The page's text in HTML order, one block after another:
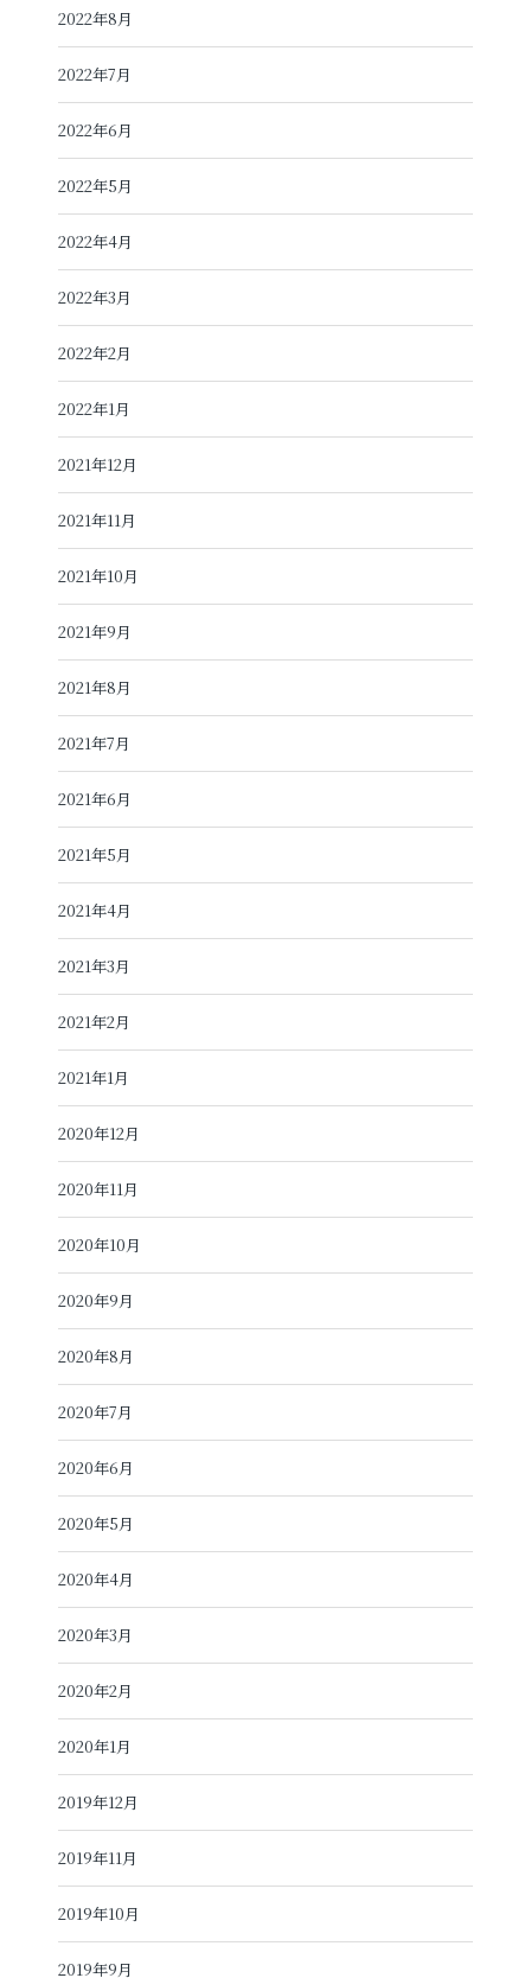
2022年8月
2022年7月
2022年6月
2022年5月
2022年4月
2022年3月
2022年2月
2022年1月
2021年12月
2021年11月
2021年10月
2021年9月
2021年8月
2021年7月
2021年6月
2021年5月
2021年4月
2021年3月
2021年2月
2021年1月
2020年12月
2020年11月
2020年10月
2020年9月
2020年8月
2020年7月
2020年6月
2020年5月
2020年4月
2020年3月
2020年2月
2020年1月
2019年12月
2019年11月
2019年10月
2019年9月